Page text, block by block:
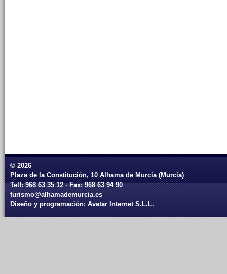
© 2026
Plaza de la Constitución, 10 Alhama de Murcia (Murcia)
Telf: 968 63 35 12 · Fax: 968 63 94 90
turismo@alhamademurcia.es
Diseño y programación:Avatar Internet S.L.L.